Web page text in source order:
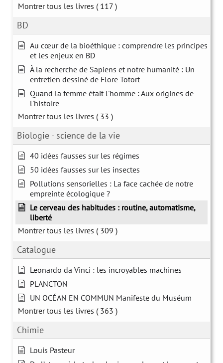
Montrer tous les livres ( 117 )
BD
Au cœur de la bioéthique : comprendre les principes
et les enjeux en BD
À la recherche de Sapiens et notre humanité : Un
entretien dessiné de Flore Totort
Quand la femme était l'homme : Aux origines de
l'histoire
Montrer tous les livres ( 33 )
Biologie - science de la vie
40 idées fausses sur les régimes
50 idées fausses sur les insectes
Pollutions sensorielles : La face cachée de notre
empreinte écologique ?
Le cerveau des habitudes : routine, automatisme,
liberté
Montrer tous les livres ( 309 )
Catalogue
Leonardo da Vinci : les incroyables machines
PLANCTON
UN OCÉAN EN COMMUN Manifeste du Muséum
Montrer tous les livres ( 363 )
Chimie
Louis Pasteur